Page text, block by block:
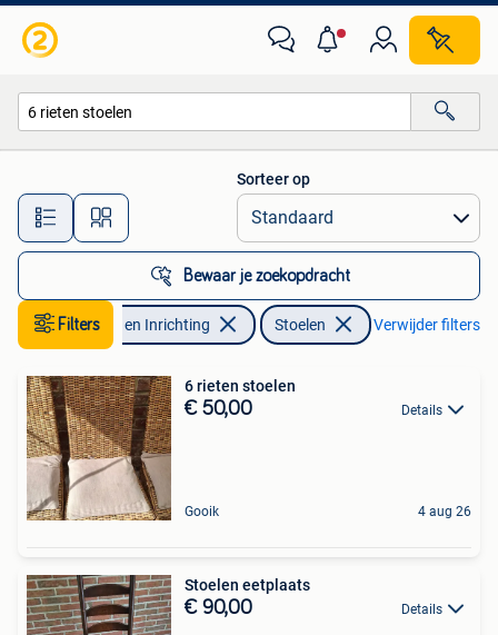
Alle afstanden…
Sorteer op
Bewaar je zoekopdracht
FiltersHuis en Inrichting Stoelen Verwijder filters
6 rieten stoelen
€ 50,00 Details
Gooik 4 aug 26
Stoelen eetplaats
€ 90,00 Details